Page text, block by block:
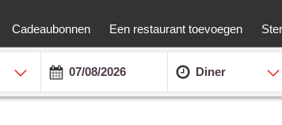
Cadeaubonnen Een restaurant toevoegen
Diner